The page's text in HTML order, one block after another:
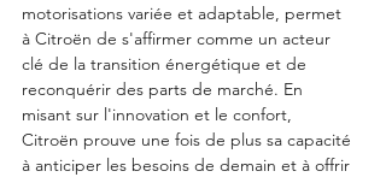
motorisations variée et adaptable, permet
à Citroën de s'affirmer comme un acteur
clé de la transition énergétique et de
reconquérir des parts de marché. En
misant sur l'innovation et le confort,
Citroën prouve une fois de plus sa capacité
à anticiper les besoins de demain et à offrir